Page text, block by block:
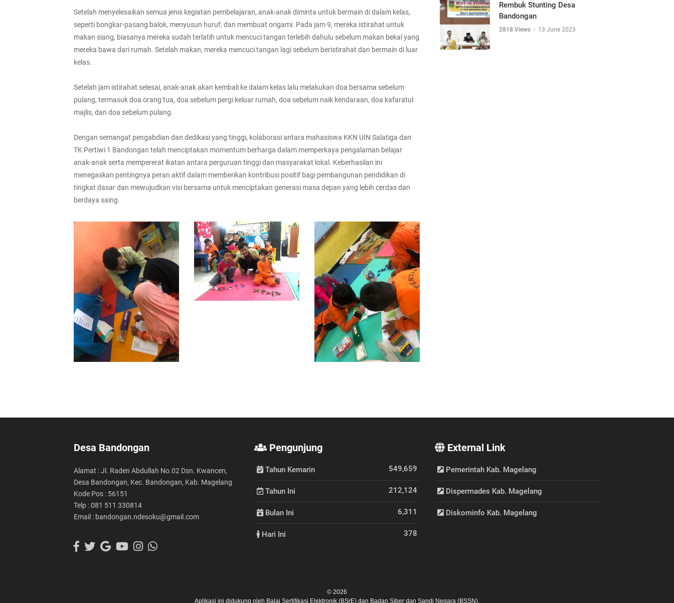
Setelah menyelesaikan semua jenis kegiatan pembelajaran, anak-anak diminta untuk bermain di dalam kelas,
seperti bongkar-pasang balok, menyusun huruf, dan membuat origami. Pada jam 9, mereka istirahat untuk
makan siang, biasanya mereka sudah terlatih untuk mencuci tangan terlebih dahulu sebelum makan bekal yang
mereka bawa dari rumah. Setelah makan, mereka mencuci tangan lagi sebelum beristirahat dan bermain di luar
kelas.
Setelah jam istirahat selesai, anak-anak akan kembali ke dalam kelas lalu melakukan doa bersama sebelum
pulang, termasuk doa orang tua, doa sebelum pergi keluar rumah, doa sebelum naik kendaraan, doa kafaratul
majlis, dan doa sebelum pulang.
Dengan semangat pengabdian dan dedikasi yang tinggi, kolaborasi antara mahasiswa KKN UIN Salatiga dan
TK Pertiwi 1 Bandongan telah menciptakan momentum berharga dalam memperkaya pengalaman belajar
anak-anak serta mempererat ikatan antara perguruan tinggi dan masyarakat lokal. Keberhasilan ini
menegaskan pentingnya peran aktif dalam memberikan kontribusi positif bagi pembangunan pendidikan di
tingkat dasar dan mewujudkan visi bersama untuk menciptakan generasi masa depan yang lebih cerdas dan
berdaya saing.
Rembuk Stunting Desa
Bandongan
2818 Views - 13 June 2023
Desa Bandongan
Alamat : Jl. Raden Abdullah No.02 Dsn. Kwancen,
Desa Bandongan, Kec. Bandongan, Kab. Magelang
Kode Pos : 56151
Telp : 081 511 330814
Email : bandongan.ndesoku@gmail.com
Pengunjung
Tahun Kemarin 549,659
Tahun Ini 212,124
Bulan Ini 6,311
Hari Ini 378
External Link
Pemerintah Kab. Magelang
Dispermades Kab. Magelang
Diskominfo Kab. Magelang
© 2026
Aplikasi ini didukung oleh Balai Sertifikasi Elektronik (BSrE) dan Badan Siber dan Sandi Negara (BSSN).